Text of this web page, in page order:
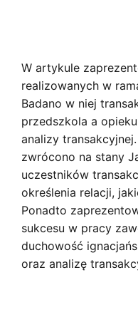
W artykule
realizowanych w
Badano w niej
przedszkola a
analizy
zwrócono na stany
uczestników
określenia relacji,
Ponadto
sukcesu w pracy
duchowość
oraz analizę